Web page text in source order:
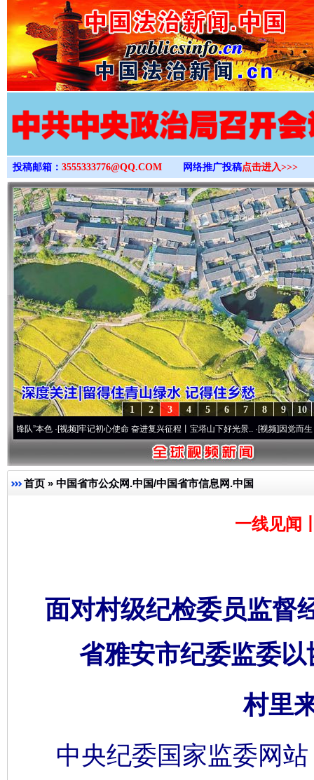
>
投稿邮箱： 3555333776@QQ.COM 网络推广投稿点击进入>>>
10
9
8
7
6
5
4
3
2
1
·[视频]牢记初心使命 奋进复兴征程丨宝塔山下好光景..·[视频]因党而生 为党而战
首页 » 中国省市公众网.中国/中国省市信息网.中国
一线见闻
面对村级纪检委员监督
省雅安市纪委监委
村里
中央纪委国家监委网